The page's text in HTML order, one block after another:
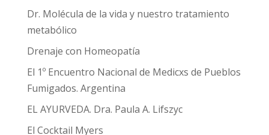
Dr. Molécula de la vida y nuestro tratamiento
metabólico
Drenaje con Homeopatía
El 1º Encuentro Nacional de Medicxs de Pueblos
Fumigados. Argentina
EL AYURVEDA. Dra. Paula A. Lifszyc
El Cocktail Myers